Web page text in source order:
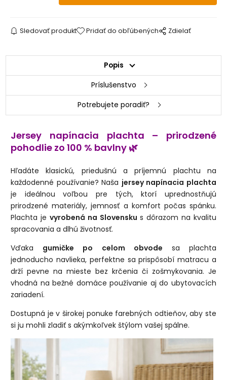
160 x 220 cm 2 - 3 dni
180 x 220 cm 2 - 3 dni
200 x 240 cm 2 - 3 dni
2 - 3 dni
Sledovať produkt Pridať do obľúbených Zdielať
Popis
Príslušenstvo
Potrebujete poradiť?
Jersey napínacia plachta – prirodzené
pohodlie zo 100 % bavlny 🌿
Hľadáte klasickú, priedušnú a príjemnú plachtu na
každodenné používanie? Naša jersey napínacia plachta
je ideálnou voľbou pre tých, ktorí uprednostňujú
prirodzené materiály, jemnosť a komfort počas spánku.
Plachta je vyrobená na Slovensku s dôrazom na kvalitu
spracovania a dlhú životnosť.
Vďaka gumičke po celom obvode sa plachta
jednoducho navlieka, perfektne sa prispôsobí matracu a
drží pevne na mieste bez krčenia či zošmykovania. Je
vhodná na bežné domáce používanie aj do ubytovacích
zariadení.
Dostupná je v širokej ponuke farebných odtieňov, aby ste
si ju mohli zladiť s akýmkoľvek štýlom vašej spálne.